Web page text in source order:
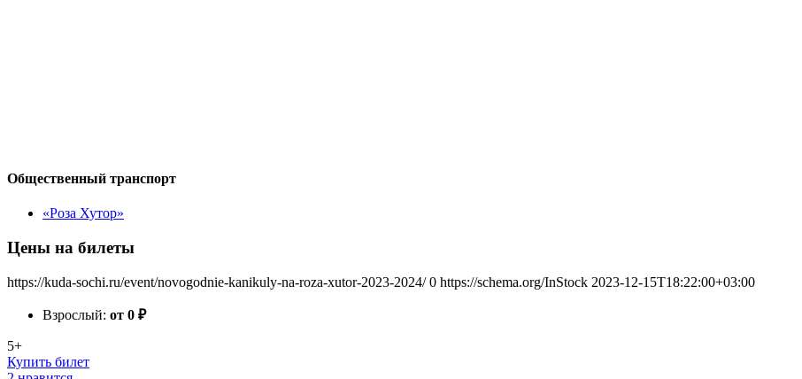
Общественный транспорт
«Роза Хутор»
Цены на билеты
https://kuda-sochi.ru/event/novogodnie-kanikuly-na-roza-xutor-2023-2024/ 0 https://schema.org/InStock 2023-12-15T18:22:00+03:00
Взрослый: от 0 ₽
5+
Купить билет